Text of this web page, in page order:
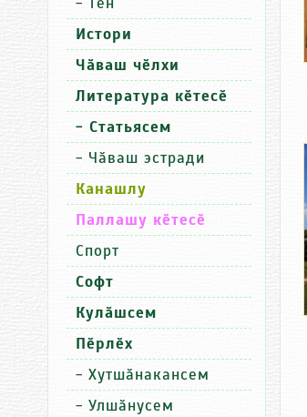
Истори
Чӑваш чӗлхи
Литература кӗтесӗ
- Статьясем
- Чӑваш эстради
Канашлу
Паллашу кӗтесӗ
Спорт
Софт
Кулӑшсем
Пӗрлӗх
- Хутшӑнакансем
- Улшӑнусем